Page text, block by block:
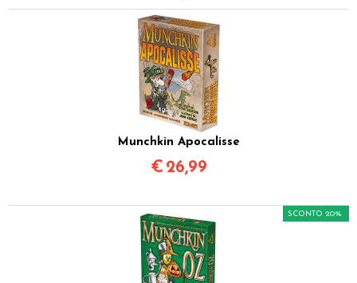
Munchkin Apocalisse
€ 26,99
SCONTO 20%